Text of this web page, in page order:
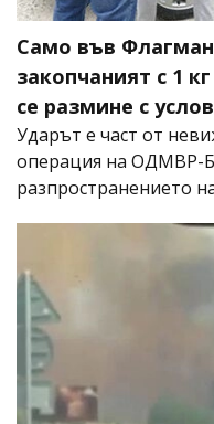
Само във
закопчаният с 1
се размине с
Ударът е част от
операция на ОДМВР-
разпространението